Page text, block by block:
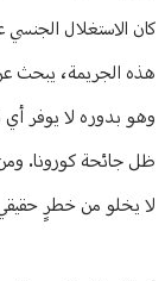
كان الاستغلال
هذه الجريمة، يبحث
وهو بدوره لا يوفر
ظل جائحة كورونا. ومن
لا يخلو من خطرٍ